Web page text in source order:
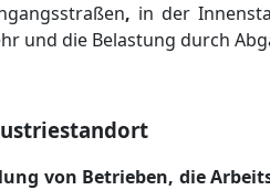
, in der
und die Belastung durch
von Betrieben, die